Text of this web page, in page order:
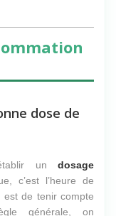
dose de
un dosage
c’est l’heure de
de tenir compte
générale, on